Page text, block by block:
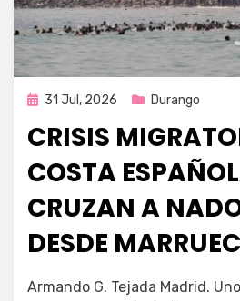
Publicada
31 Jul, 2026 Durango
CRISIS
COSTA
CRUZAN A
DESDE
Fernando Miranda Servín
Armando G. Tejada Madrid.